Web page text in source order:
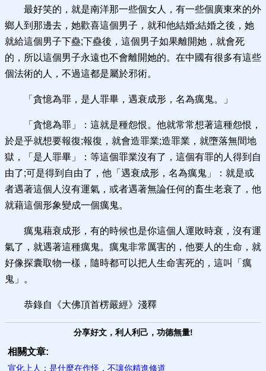
最好笑的，就是南洋那一些個女人，有一些個廣東來的外
鄉人到那邊去，她歡喜這個男子，就和他結婚;結婚之後，她
就給這個男子下蠱;下蠱後，這個男子如果離開她，就會死
的，所以這個男子永遠也不會離開她的。在中國有很多有這些
個法術的人，不過這都是屬於邪術。
「貪憶為罪，是人罪畢，遇衰成形，名為癘鬼。」
「貪憶為罪」：這就是種怨恨。他就常常想著這種怨恨，
於是乎就想要報復;報復，就會造罪業;造罪業，就墮落無間地
獄，「是人罪畢」：等這個罪業沒有了，這個有罪的人得到自
由了;可是得到自由了，他「遇衰成形，名為癘鬼」：就是或
者遇著這個人沒有運氣，或者遇著無論任何的畜生老衰了，他
就藉這個形象變成一個癘鬼。
癘鬼藉衰成形，有的時候也是你這個人運敗時衰，沒有運
氣了，就遇著這種癘鬼。癘鬼非常厲害的，他要人的生命，就
好像探囊取物一樣，隨時都可以把人生命害死的，這叫「癘
鬼」。
恭錄自《大佛頂首楞嚴經》淺釋
分享好文，利人利己，功德無量!
相關文章:
宣化上人：是什麼在作怪，不讓你精進修道